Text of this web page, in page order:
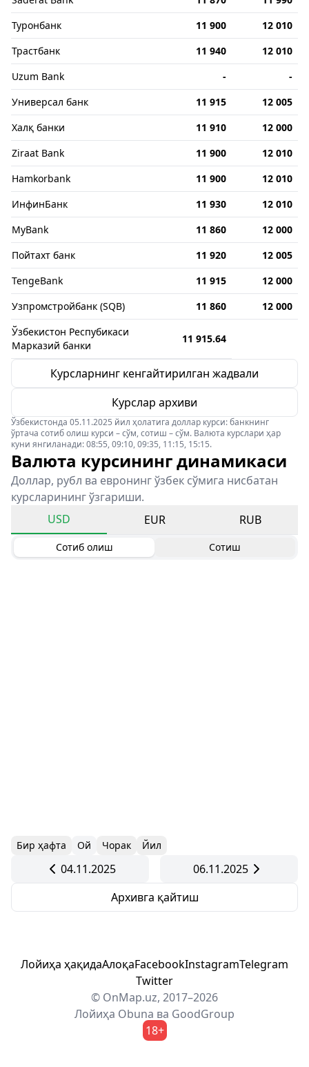
Туронбанк
11 900
12 010
Трастбанк
11 940
12 010
Uzum Bank
-
-
Универсал банк
11 915
12 005
Халқ банки
11 910
12 000
Ziraat Bank
11 900
12 010
Hamkorbank
11 900
12 010
ИнфинБанк
11 930
12 010
MyBank
11 860
12 000
Пойтахт банк
11 920
12 005
TengeBank
11 915
12 000
Узпромстройбанк (SQB)
11 860
12 000
Ўзбекистон Респубикаси
Марказий банки
11 915.64
Курсларнинг кенгайтирилган жадвали
Курслар архиви
Ўзбекистонда 05.11.2025 йил ҳолатига доллар курси: банкнинг
ўртача сотиб олиш курси – сўм, сотиш – сўм. Валюта курслари ҳар
куни янгиланади: 08:55, 09:10, 09:35, 11:15, 15:15.
Валюта курсининг динамикаси
Доллар, рубл ва евронинг ўзбек сўмига нисбатан
курсларининг ўзгариши.
USD
EUR RUB
Сотиб олиш Сотиш
Бир ҳафта Ой Чорак Йил
04.11.2025
06.11.2025
Архивга қайтиш
Лойиҳа ҳақидаАлоқаFacebookInstagramTelegram
Twitter
© OnMap.uz, 2017–2026
Лойиҳа Obuna ва GoodGroup
18+